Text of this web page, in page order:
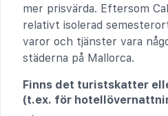
mer prisvärda. Eftersom
relativt isolerad
varor och tjänster vara
städerna på Mallorca.
Finns det turistskatter
(t.ex. för